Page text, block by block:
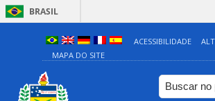
BRASIL
ACESSIBILIDADE
MAPA DO SITE